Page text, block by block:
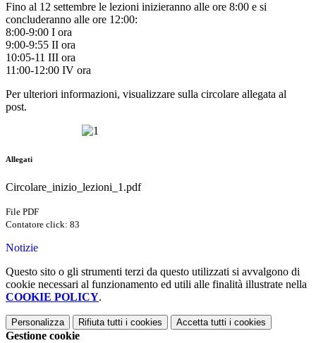
Fino al 12 settembre le lezioni inizieranno alle ore 8:00 e si
concluderanno alle ore 12:00:
8:00-9:00 I ora
9:00-9:55 II ora
10:05-11 III ora
11:00-12:00 IV ora
Per ulteriori informazioni, visualizzare sulla circolare allegata al
post.
Allegati
Circolare_inizio_lezioni_1.pdf
File PDF
Contatore click: 83
Notizie
Questo sito o gli strumenti terzi da questo utilizzati si avvalgono di
cookie necessari al funzionamento ed utili alle finalità illustrate nella
COOKIE POLICY.
Personalizza Rifiuta tutti i cookies Accetta tutti i cookies
Gestione cookie